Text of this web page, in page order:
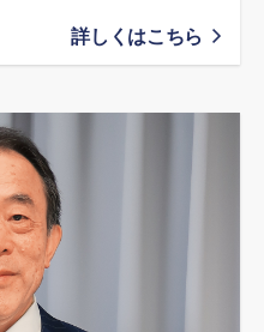
詳しくはこちら